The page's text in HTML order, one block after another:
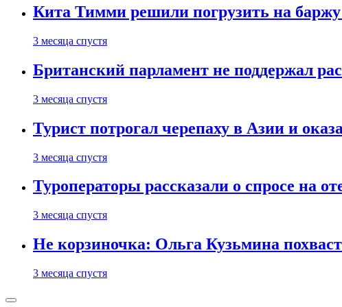
Кита Тимми решили погрузить на
3 месяца спустя
Британский парламент не поддержал
3 месяца спустя
Турист потрогал черепаху в Азии и
3 месяца спустя
Туроператоры рассказали о спросе на
3 месяца спустя
Не корзиночка: Ольга Кузьмина
3 месяца спустя